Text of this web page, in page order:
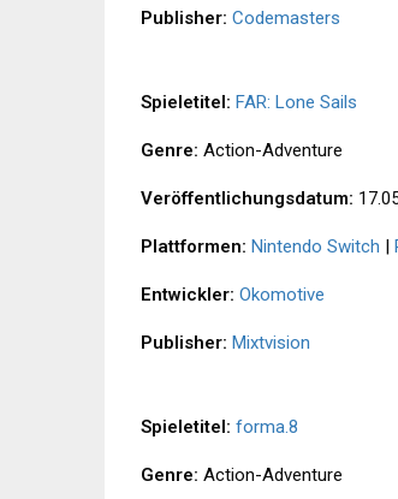
Publisher: Codemasters
Spieletitel: FAR: Lone Sails
Genre: Action-Adventure
Veröffentlichungsdatum:
Plattformen: Nintendo Switch |
Entwickler: Okomotive
Publisher: Mixtvision
Spieletitel: forma.8
Genre: Action-Adventure